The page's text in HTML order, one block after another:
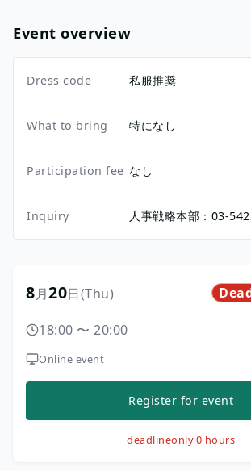
Event overview
Dress code 私服推奨
What to bring 特になし
Participation fee なし
Inquiry 人事戦略本部：03-
8月20日(Thu)
18:00 〜 20:00
Online event
Register for event
deadlineonly 0 hours